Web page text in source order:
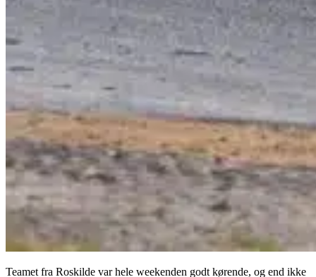
Teamet fra Roskilde var hele weekenden godt kørende, og end ikke